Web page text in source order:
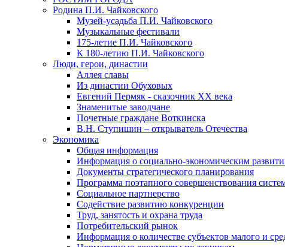
Родина П.И. Чайковского
Музей-усадьба П.И. Чайковского
Музыкальные фестивали
175-летие П.И. Чайковского
К 180-летию П.И. Чайковского
Люди, герои, династии
Аллея славы
Из династии Обуховых
Евгений Пермяк - сказочник XX века
Знаменитые заводчане
Почетные граждане Воткинска
В.Н. Ступишин – открыватель Отечества
Экономика
Общая информация
Информация о социально-экономическим
Документы стратегического планирования
Программа поэтапного совершенствования
Социальное партнерство
Содействие развитию конкуренции
Труд, занятость и охрана труда
Потребительский рынок
Информация о количестве субъектов малого и